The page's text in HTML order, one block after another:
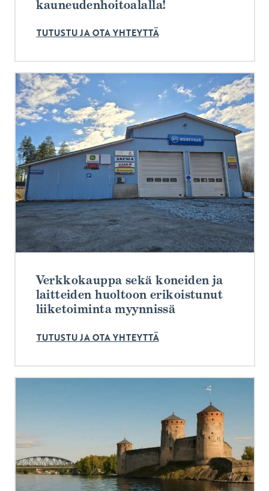
kauneudenhoitoalalla!
TUTUSTU JA OTA YHTEYTTÄ
Verkkokauppa sekä koneiden ja
laitteiden huoltoon erikoistunut
liiketoiminta myynnissä
TUTUSTU JA OTA YHTEYTTÄ